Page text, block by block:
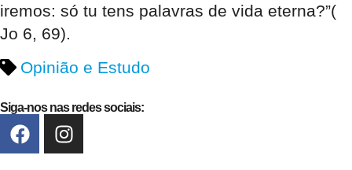
iremos: só tu tens palavras de vida eterna?”(
Jo 6, 69).
Opinião e Estudo
Siga-nos nas redes sociais: